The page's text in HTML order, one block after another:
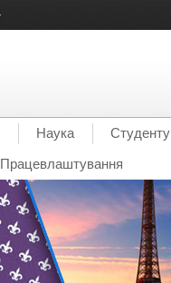
Наука Студенту
Працевлаштування